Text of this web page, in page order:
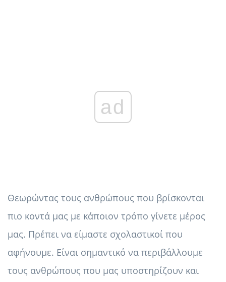
ad
Θεωρώντας τους ανθρώπους που βρίσκονται
πιο κοντά μας με κάποιον τρόπο γίνετε μέρος
μας. Πρέπει να είμαστε σχολαστικοί που
αφήνουμε. Είναι σημαντικό να περιβάλλουμε
τους ανθρώπους που μας υποστηρίζουν και